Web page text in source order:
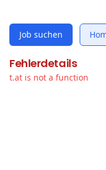
Job suchen
Fehlerdetails
t.at is not a function